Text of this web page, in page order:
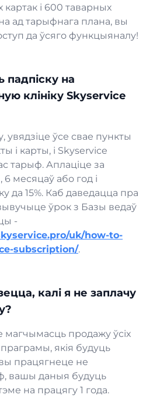
картак і 600 таварных
ад тарыфнага плана, вы
да ўсяго функцыяналу!
падпіску на
клініку Skyservice
увядзіце ўсе свае пункты
і карты, і Skyservice
тарыф. Аплаціце за
месяцаў або год і
да 15%. Каб даведацца пра
ўрок з Базы ведаў
-
uk/how-to-
subscription/.
калі я не заплачу
магчымасць продажу ўсіх
праграмы, якія будуць
працягнеце не
вашы даныя будуць
на працягу 1 года.